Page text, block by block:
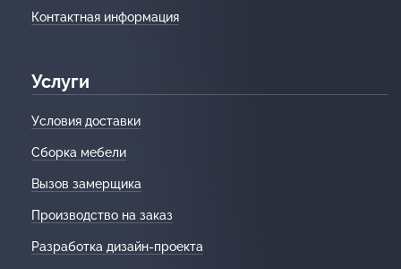
Контактная информация
Услуги
Условия доставки
Сборка мебели
Вызов замерщика
Производство на заказ
Разработка дизайн-проекта